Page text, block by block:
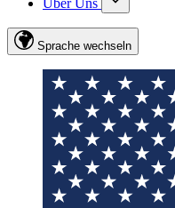
Über Uns
Sprache wechseln